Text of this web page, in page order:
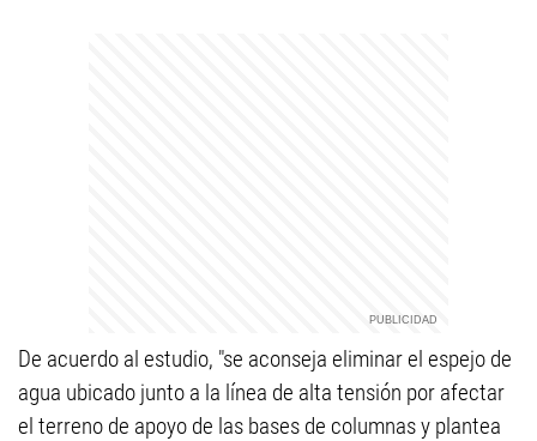
De acuerdo al estudio, "se aconseja eliminar el espejo de
agua ubicado junto a la línea de alta tensión por afectar
el terreno de apoyo de las bases de columnas y plantea